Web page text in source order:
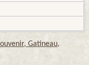
Gatineau,